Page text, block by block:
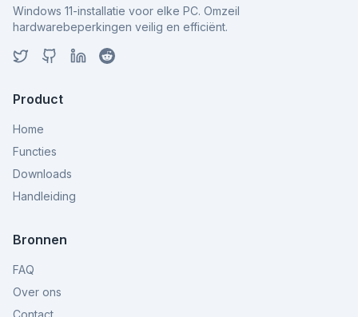
Windows 11-installatie voor elke PC. Omzeil
hardwarebeperkingen veilig en efficiënt.
Product
Home
Functies
Downloads
Handleiding
Bronnen
FAQ
Over ons
Contact